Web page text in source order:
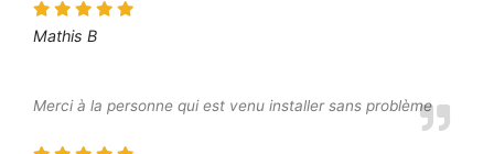
Mathis B
Merci à la personne qui est venu installer sans problème